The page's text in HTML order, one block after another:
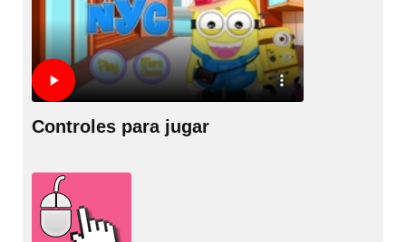
Controles para jugar